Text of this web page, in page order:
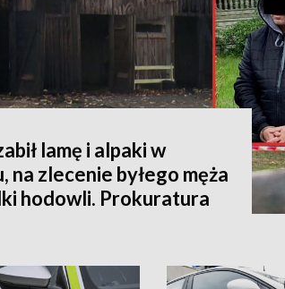
lamę i alpaki w
na zlecenie byłego męża
hodowli. Prokuratura